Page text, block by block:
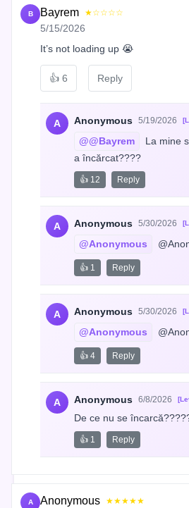
B Bayrem ★☆☆☆☆
5/15/2026
It’s not loading up 😭
👍 6 Reply
A Anonymous 5/19/2026
@@Bayrem
La mine
a încărcat????
👍 12 Reply
A Anonymous 5/30/2026
@Anonymous
👍 1 Reply
A Anonymous 5/30/2026
@Anonymous
👍 4 Reply
A Anonymous 6/8/2026
De ce nu se
👍 1 Reply
A Anonymous ★★★★★